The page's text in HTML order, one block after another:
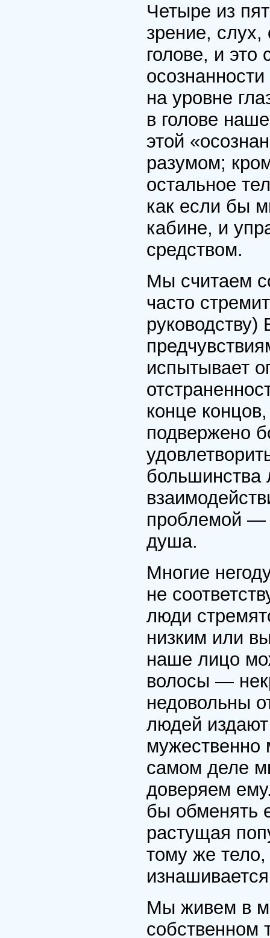
Четыре из
зрение,
голове, и это
на уровне
в голове
этой
разумом;
остальное
как если бы
кабине, и
средством.
Мы считаем
часто
испытывает
конце
подвержено
большинства
проблемой —
душа.
Многие
не
люди
низким или
наше лицо
волосы —
недовольны
людей
мужественно
самом деле
доверяем
бы обменять
растущая
тому же
Мы живем в
собственном